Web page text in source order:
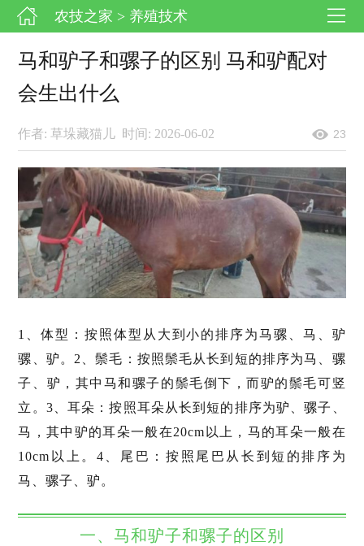
农技之家 > 养殖技术
马和驴子和骡子的区别 马和驴配对
会生出什么
作者: 草垛藏猫儿 时间: 2026-06-02 23
1、体型：按照体型从大到小的排序为马骡、马、驴
骡、驴。2、鬃毛：按照鬃毛从长到短的排序为马、骡
子、驴，其中马和骡子的鬃毛倒下，而驴的鬃毛可竖
立。3、耳朵：按照耳朵从长到短的排序为驴、骡子、
马，其中驴的耳朵一般在20cm以上，马的耳朵一般在
10cm以上。4、尾巴：按照尾巴从长到短的排序为
马、骡子、驴。
一、马和驴子和骡子的区别